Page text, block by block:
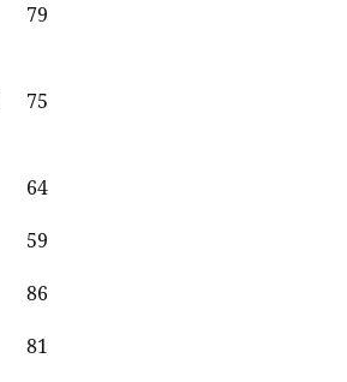
79
75
64
59
86
81